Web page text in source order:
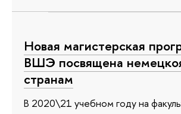
Новая магистерская
ВШЭ посвящена
странам
В 2020\21 учебном году на